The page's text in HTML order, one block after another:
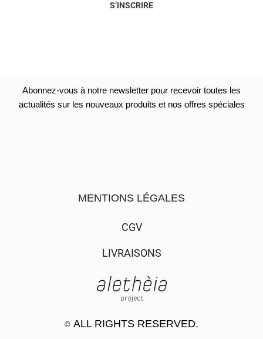
S’INSCRIRE
Abonnez-vous à notre newsletter pour recevoir toutes les
actualités sur les nouveaux produits et nos offres spéciales
MENTIONS LÉGALES
CGV
LIVRAISONS
© ALL RIGHTS RESERVED.